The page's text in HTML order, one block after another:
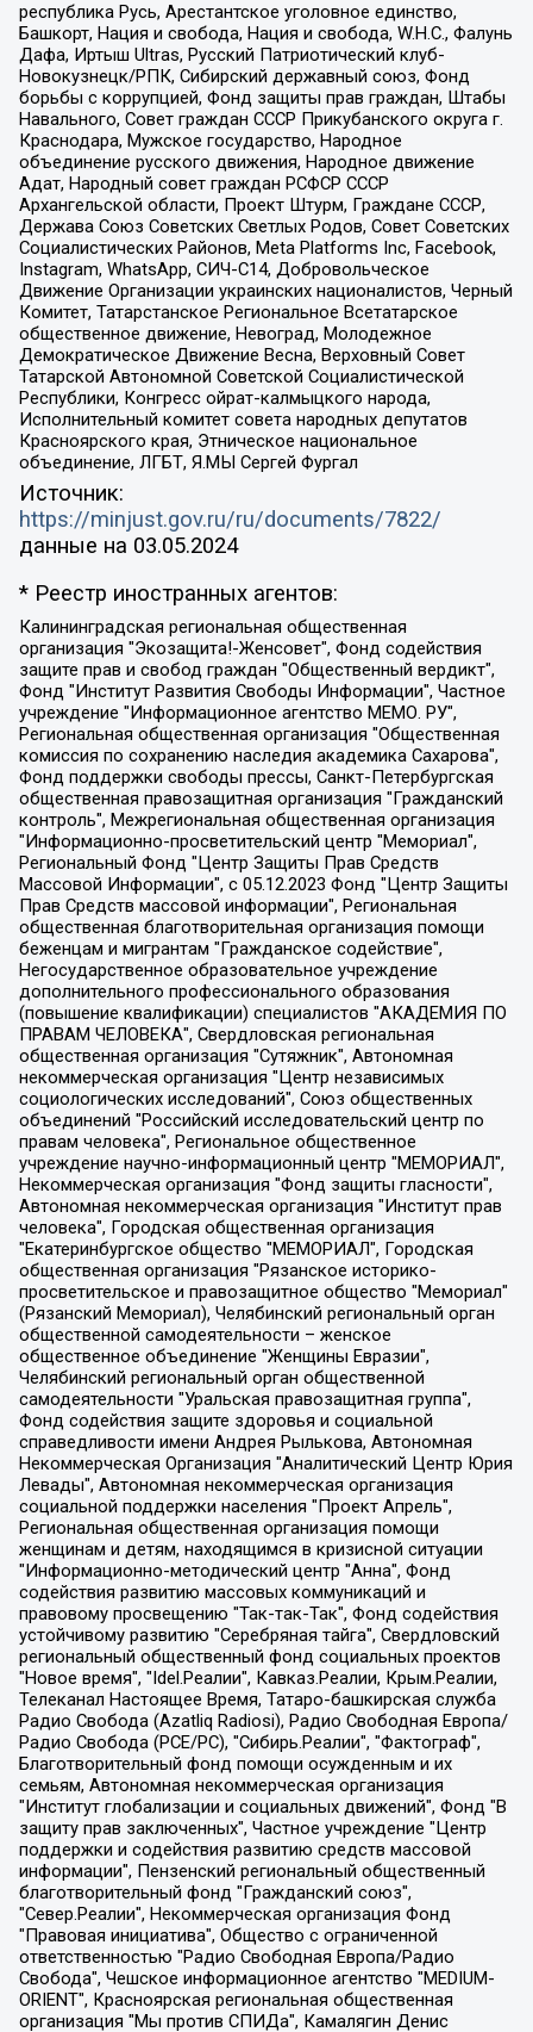
республика Русь, Арестантское уголовное единство,
Башкорт, Нация и свобода, Нация и свобода, W.H.С., Фалунь
Дафа, Иртыш Ultras, Русский Патриотический клуб-
Новокузнецк/РПК, Сибирский державный союз, Фонд
борьбы с коррупцией, Фонд защиты прав граждан, Штабы
Навального, Совет граждан СССР Прикубанского округа г.
Краснодара, Мужское государство, Народное
объединение русского движения, Народное движение
Адат, Народный совет граждан РСФСР СССР
Архангельской области, Проект Штурм, Граждане СССР,
Держава Союз Советских Светлых Родов, Совет Советских
Социалистических Районов, Meta Platforms Inc, Facebook,
Instagram, WhatsApp, СИЧ-С14, Добровольческое
Движение Организации украинских националистов, Черный
Комитет, Татарстанское Региональное Всетатарское
общественное движение, Невоград, Молодежное
Демократическое Движение Весна, Верховный Совет
Татарской Автономной Советской Социалистической
Республики, Конгресс ойрат-калмыцкого народа,
Исполнительный комитет совета народных депутатов
Красноярского края, Этническое национальное
объединение, ЛГБТ, Я.МЫ Сергей Фургал
Источник:
https://minjust.gov.ru/ru/documents/7822/
данные на 03.05.2024
* Реестр иностранных агентов:
Калининградская региональная общественная организация "Экозащита!-Женсовет", Фонд содействия защите прав и свобод граждан "Общественный вердикт", Фонд "Институт Развития Свободы Информации", Частное учреждение "Информационное агентство МЕМО. РУ", Региональная общественная организация "Общественная комиссия по сохранению наследия академика Сахарова", Фонд поддержки свободы прессы, Санкт-Петербургская общественная правозащитная организация "Гражданский контроль", Межрегиональная общественная организация "Информационно-просветительский центр "Мемориал", Региональный Фонд "Центр Защиты Прав Средств Массовой Информации", с 05.12.2023 Фонд "Центр Защиты Прав Средств массовой информации", Региональная общественная благотворительная организация помощи беженцам и мигрантам "Гражданское содействие", Негосударственное образовательное учреждение дополнительного профессионального образования (повышение квалификации) специалистов "АКАДЕМИЯ ПО ПРАВАМ ЧЕЛОВЕКА", Свердловская региональная общественная организация "Сутяжник", Автономная некоммерческая организация "Центр независимых социологических исследований", Союз общественных объединений "Российский исследовательский центр по правам человека", Региональное общественное учреждение научно-информационный центр "МЕМОРИАЛ", Некоммерческая организация "Фонд защиты гласности", Автономная некоммерческая организация "Институт прав человека", Городская общественная организация "Екатеринбургское общество "МЕМОРИАЛ", Городская общественная организация "Рязанское историко-просветительское и правозащитное общество "Мемориал" (Рязанский Мемориал), Челябинский региональный орган общественной самодеятельности – женское общественное объединение "Женщины Евразии", Челябинский региональный орган общественной самодеятельности "Уральская правозащитная группа", Фонд содействия защите здоровья и социальной справедливости имени Андрея Рылькова, Автономная Некоммерческая Организация "Аналитический Центр Юрия Левады", Автономная некоммерческая организация социальной поддержки населения "Проект Апрель", Региональная общественная организация помощи женщинам и детям, находящимся в кризисной ситуации "Информационно-методический центр "Анна", Фонд содействия развитию массовых коммуникаций и правовому просвещению "Так-так-Так", Фонд содействия устойчивому развитию "Серебряная тайга", Свердловский региональный общественный фонд социальных проектов "Новое время", "Idel.Реалии", Кавказ.Реалии, Крым.Реалии, Телеканал Настоящее Время, Татаро-башкирская служба Радио Свобода (Azatliq Radiosi), Радио Свободная Европа/Радио Свобода (PCE/PC), "Сибирь.Реалии", "Фактограф", Благотворительный фонд помощи осужденным и их семьям, Автономная некоммерческая организация "Институт глобализации и социальных движений", Фонд "В защиту прав заключенных", Частное учреждение "Центр поддержки и содействия развитию средств массовой информации", Пензенский региональный общественный благотворительный фонд "Гражданский союз", "Север.Реалии", Некоммерческая организация Фонд "Правовая инициатива", Общество с ограниченной ответственностью "Радио Свободная Европа/Радио Свобода", Чешское информационное агентство "MEDIUM-ORIENT", Красноярская региональная общественная организация "Мы против СПИДа", Камалягин Денис Николаевич, Маркелов Сергей Евгеньевич, Пономарев Лев Александрович, Савицкая Людмила Алексеевна, Автономная некоммерческая организация "Центр по работе с проблемой насилия "НАСИЛИЮ.НЕТ", Межрегиональный профессиональный союз работников здравоохранения "Альянс врачей", Юридическое лицо, зарегистрированное в Латвийской Республике, SIA "Medusa Project" (регистрационный номер 40103797863, дата регистрации 10.06.2014), Некоммерческая организация "Фонд по борьбе с коррупцией", Автономная некоммерческая организация "Институт права и публичной политики", Баданин Роман Сергеевич, Гликин Максим Александрович, Железнова Мария Михайловна, Лукьянова Юлия Сергеевна, Маетная Елизавета Витальевна, Маняхин Петр Борисович, Чуракова Ольга Владимировна, Ярош Юлия Петровна, Юридическое лицо "The Insider SIA", зарегистрированное в Риге, Латвийская Республика (дата регистрации 26.06.2015), являющееся администратором доменного имени интернет-издания "The Insider SIA", https://theins.ru, Постернак Алексей Евгеньевич, Рубин Михаил Аркадьевич, Анин Роман Александрович, Юридическое лицо Istories fonds, зарегистрированное в Латвийской Республике (регистрационный номер 50008295751, дата регистрации 24.02.2020), Великовский Дмитрий Александрович, Долинина Ирина Николаевна, Мароховская Алеся Алексеевна, Шлейнов Роман Юрьевич, Шмагун Олеся Валентиновна, Общество с ограниченной ответственностью "Альтаир 2021", Общество с ограниченной ответственностью "Вега 2021", Общество с ограниченной ответственностью "Главный редактор 2021", Общество с ограниченной ответственностью "Ромашки монолит", Важенков Артем Валерьевич, Ивановская областная общественная организация "Центр гендерных исследований", Гурман Юрий Альбертович, Медиапроект "ОВД-Инфо", Егоров Владимир Владимирович, Жилинский Владимир Александрович, Общество с ограниченной ответственностью "ЗП", Иванова София Юрьевна, Карезина Инна Павловна, Кильтау Екатерина Викторовна, Петров Алексей Викторович, Пискунов Сергей Евгеньевич, Смирнов Сергей Сергеевич, Тихонов Михаил Сергеевич, Общество с ограниченной ответственностью "ЖУРНАЛИСТ-ИНОСТРАННЫЙ АГЕНТ", Арапова Галина Юрьевна, Вольтская Татьяна Анатольевна, Американская компания "Mason G.E.S. Anonymous Foundation" (США), являющаяся владельцем интернет-издания https://mnews.world/, Компания "Stichting Bellingcat", зарегистрированная в Нидерландах (дата регистрации 11.07.2018), Захаров Андрей Вячеславович, Клепиковская Екатерина Дмитриевна, Общество с ограниченной ответственностью "МЕМО", Перл Роман Александрович, Симонов Евгений Алексеевич, Соловьева Елена Анатольевна, Сотников Даниил Владимирович, Сурначева Елизавета Дмитриевна, Автономная некоммерческая организация по защите прав человека и информированию населения "Якутия – Наше Мнение", Общество с ограниченной ответственностью "Москоу диджитал медиа", с 26.01.2023 Общество с ограниченной ответственностью "Чайка Белые сады", Ветошкина Валерия Валерьевна, Заговора Максим Александрович, Межрегиональное общественное движение "Российская ЛГБТ - сеть", Оленичев Максим Владимирович, Павлов Иван Юрьевич, Скворцова Елена Сергеевна, Общество с ограниченной ответственностью "Как бы инагент", Кочетков Игорь Викторович, Общество с ограниченной ответственностью "Честные выборы", Еланчик Олег Александрович, Общество с ограниченной ответственностью "Нобелевский призыв", Гималова Регина Эмилевна, Григорьев Андрей Валерьевич, Григорьева Алина Александровна, Ассоциация по содействию защите прав призывников, альтернативнослужащих и военнослужащих "Правозащитная группа "Гражданин.Армия.Право", Хисамова Регина Фаритовна, Автономная некоммерческая организация по реализации социально-правовых программ "Лилит", Дальневосточное общественное движение "Маяк", Санкт-Петербургская ЛГБТ-инициативная группа "Выход", Инициативная группа ЛГБТ+ "Реверс", Алексеев Андрей Викторович, Бекбулатова Таисия Львовна, Беляев Иван Михайлович, Владыкина Елена Сергеевна, Гельман Марат Александрович, Никульшина Вероника Юрьевна, Толоконникова Надежда Андреевна, Шендерович Виктор Анатольевич, Общество с ограниченной ответственностью "Данное сообщение", Общество с ограниченной ответственностью Издательский дом "Новая глава", Айнбиндер Александра Александровна, Московский комьюнити-центр для ЛГБТ+инициатив, Благотворительный фонд развития филантропии, Deutsche Welle (Германия, Kurt-Schumacher-Strasse 3, 53113 Bonn), Борзунова Мария Михайловна, Воробьев Виктор Викторович, Голубева Анна Львовна, Константинова Алла Михайловна, Малкова Ирина Владимировна, Мурадов Мурад Абдулгалимович, Осетинская Елизавета Николаевна, Понасенков Евгений Николаевич, Ганапольский Матвей Юрьевич, Киселев Евгений Алексеевич, Борухович Ирина Григорьевна, Дремин Иван Тимофеевич, Дубровский Дмитрий Викторович, Красноярская региональная общественная организация поддержки и развития альтернативных образовательных технологий и межкультурных коммуникаций "ИНТЕРРА", Маяковская Екатерина Алексеевна, Фейгин Марк Захарович, Филимонов Андрей Викторович, Дзугкоева Регина Николаевна, Доброхотов Роман Александрович, Дудь Юрий Александрович, Елкин Сергей Владимирович, Кругликов Кирилл Игоревич, Сабунаева Мария Леонидовна, Семенов Алексей Владимирович, Шаинян Карен Багратович, Шульман Екатерина Михайловна, Асафьев Артур Валерьевич, Вахштайн Виктор Семенович, Венедиктов Алексей Алексеевич, Лушникова Екатерина Евгеньевна, Волков Леонид Михайлович, Невзоров Александр Глебович, Пархоменко Сергей Борисович, Сироткин Ярослав Николаевич, Кара-Мурза Владимир Владимирович, Баранова Наталья Владимировна, Гозман Леонид Яковлевич, Кагарлицкий Борис Юльевич, Климарев Михаил Валерьевич, Милов Владимир Станиславович, Автономная некоммерческая организация Краснодарский центр современного искусства "Типография", Моргенштерн Алишер Тагирович, Соболь Любовь Эдуардовна, Общество с ограниченной ответственностью "ЛИЗА НОРМ", Каспаров Гарри Кимович, Ходорковский Михаил Борисович, Общество с ограниченной ответственностью "Апрельские тезисы", Данилович Ирина Брониславовна, Кашин Олег Владимирович, Петров Николай Владимирович, Пивоваров Алексей Владимирович, Соколов Михаил Владимирович, Цветкова Юлия Владимировна, Чичваркин Евгений Александрович, Комитет против пыток/Команда против пыток, Общество с ограниченной ответственностью "Первый научный", Общество с ограниченной ответственностью "Вертолет и ко", Белоцерковская Вероника Борисовна, Кац Максим Евгеньевич, Лазарева Татьяна Юрьевна, Шаведдинов Руслан Табризович, Яшин Илья Валерьевич, Общество с ограниченной ответственностью "Иноагент ААВ", Алешковский Дмитрий Петрович, Альбац Евгения Марковна, Быков Дмитрий Львович, Галямина Юлия Евгеньевна, Лойко Сергей Леонидович, Мартынов Кирилл Константинович, Медведев Сергей Александрович, Крашенинников Федор Геннадиевич, Гордеева Катерина Вл